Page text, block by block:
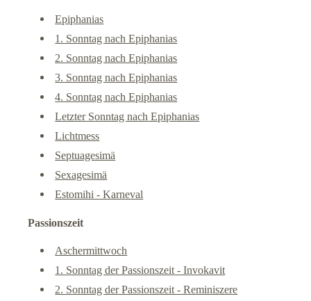
Epiphanias
1. Sonntag nach Epiphanias
2. Sonntag nach Epiphanias
3. Sonntag nach Epiphanias
4. Sonntag nach Epiphanias
Letzter Sonntag nach Epiphanias
Lichtmess
Septuagesimä
Sexagesimä
Estomihi - Karneval
Passionszeit
Aschermittwoch
1. Sonntag der Passionszeit - Invokavit
2. Sonntag der Passionszeit - Reminiszere